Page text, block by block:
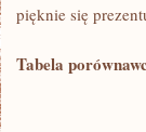
pięknie się
Tabela